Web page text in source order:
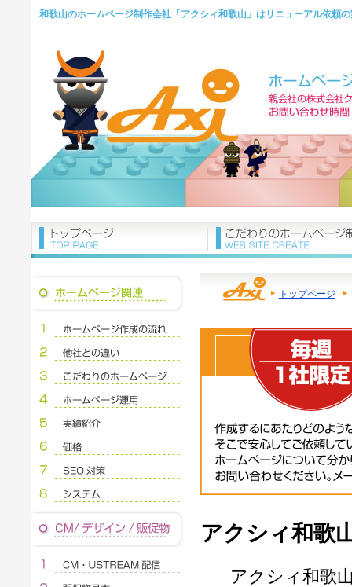
和歌山のホームページ制作会社「アクシィ和歌山」はリニューアル依頼
トップページ
アクシィ和歌
アクシィ和歌